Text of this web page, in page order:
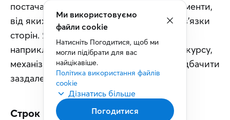
постачальника. Це принципово різні моменти,
від яких можуть залежати права та обов'язки
сторін. Якщо ціна може змінюватися,
наприклад через коливання валютного курсу,
механізм її перегляду також варто передбачити
заздалегідь.
Строк поставки товару
Ми використовуємо
файли cookie
Натисніть Погодитися, щоб ми
могли підібрати для вас
найцікавіше.
Політика використання файлів
cookie
Дізнатись більше
Погодитися